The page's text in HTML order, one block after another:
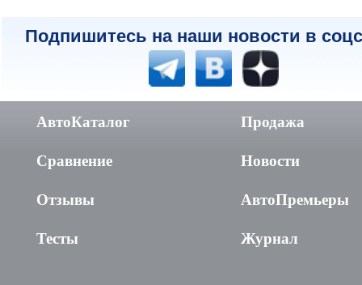
Подпишитесь на наши новости в
АвтоКаталог
Сравнение
Отзывы
Тесты
Продажа
Новости
АвтоПремьеры
Журнал